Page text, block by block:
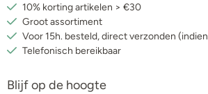
10% korting artikelen > €30
Groot assortiment
Voor 15h. besteld, direct verzonden
Telefonisch bereikbaar
Blijf op de hoogte